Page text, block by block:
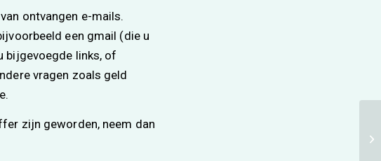
ontvangen e-mails.
een gmail (die u
bijgevoegde links, of
vragen zoals geld
zijn geworden, neem dan